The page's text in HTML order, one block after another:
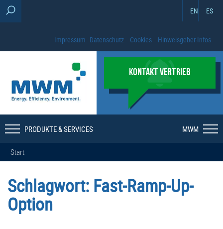
EN ES
Impressum Datenschutz Cookies Hinweisgeber-Infos
KONTAKT VERTRIEB
PRODUKTE & SERVICES MWM
Start
Schlagwort: Fast-Ramp-Up-
Option